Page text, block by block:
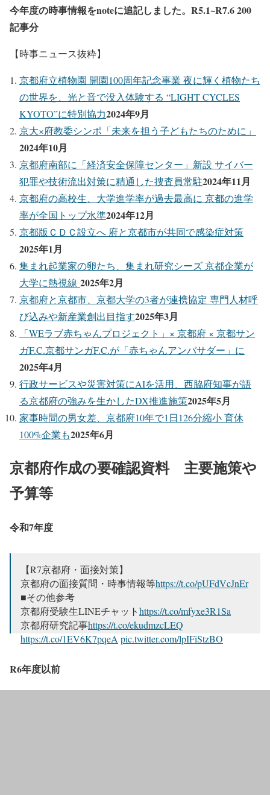
今年度の時事情報をnoteに追記しました。R5.1~R7.6 200
記事分
【時事ニュース抜粋】
京都府立植物園 開園100周年記念事業 夜に輝く植物たち
の世界を、光と音で没入体験する “LIGHT CYCLES
KYOTO”に特別協力2024年9月
京大×府教委シンポ「未来を担う子どもたちのために」
2024年10月
京都府南部に「経済安全保障センター」新設 サイバー
犯罪や技術流出対策に精通した捜査員常駐2024年11月
京都府の高校生、大学進学率が過去最高に 京都の進学
率が全国トップ水準2024年12月
京都版ＣＤＣ設立へ 府と京都市が共同で感染症対策
2025年1月
集まれ起業家の卵たち、集まれ研究シーズ 京都企業が
大学に熱視線 2025年2月
京都府と京都市、京都大学の3者が連携協定 専門人材呼
び込みや新産業創出目指す2025年3月
「WEラブ赤ちゃんプロジェクト」× 京都府 × 京都サン
ガF.C.京都サンガF.C.が「赤ちゃんアンバサダー」に
2025年4月
行政サービスや災害対策にAIを活用、西脇府知事が語
る京都府の強みを生かしたDX推進施策2025年5月
家事時間の男女差、京都府10年で1日126分縮小 育休
100%企業も2025年6月
京都府作成の要確認資料 主要施策や
予算等
令和7年度
【R7京都府・面接対策】
京都府の面接質問・時事情報等https://t.co/pUFdVcJnEr
■その他参考
京都府受験生LINEチャットhttps://t.co/mfyxe3R1Sa
京都府研究記事https://t.co/ekudmzcLEQ
https://t.co/1EV6K7pqeA pic.twitter.com/lpIFiStzBO
— 公ペン@地方上級特別区 公務員試験2025
(@publicpenguin23)
R6年度以前